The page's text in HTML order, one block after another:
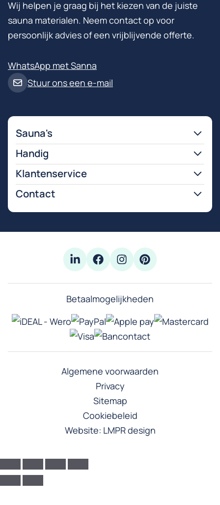
Wij helpen je graag bij het kiezen van de juiste
sauna materialen. Neem contact op voor
persoonlijk advies of een vrijblijvende offerte.
Stuur ons een e-mail
WhatsApp met Sanna
Sauna's
Handig
Klantenservice
Contact
Betaalmogelijkheden
Algemene voorwaarden
Privacy
Sitemap
Cookiebeleid
Website: LMPR design